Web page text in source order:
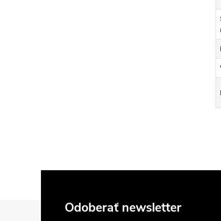
Odoberať newsletter